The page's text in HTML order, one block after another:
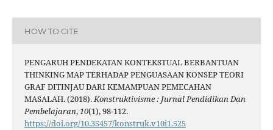
HOW TO CITE
PENGARUH PENDEKATAN KONTEKSTUAL BERBANTUAN
THINKING MAP TERHADAP PENGUASAAN KONSEP TEORI
GRAF DITINJAU DARI KEMAMPUAN PEMECAHAN
MASALAH. (2018).Konstruktivisme : Jurnal Pendidikan Dan
Pembelajaran,10(1), 98-112.
https://doi.org/10.35457/konstruk.v10i1.525